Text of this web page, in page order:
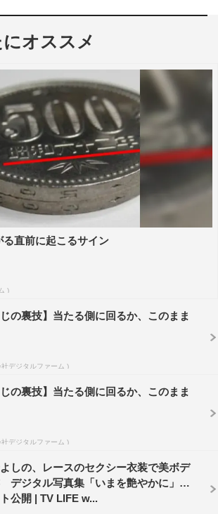
オススメ
る直前に起こるサイン
)
じの裏技】当たる側に回るか、このまま
社デジタルファーム )
じの裏技】当たる側に回るか、このまま
社デジタルファーム )
しの、レースのセクシー衣装で美ボデ
デジタル写真集「いまを艶やかに」誌
公開 | TV LIFE w...